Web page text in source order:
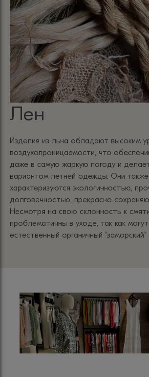
Лен
Изделия из льна обладают высоким
воздухопроницаемости, что
даже в самую жаркую погоду и
вариантом летней одежды. Они также
характеризуются экологичностью,
долговечностью, прекрасно
Несмотря на свою склонность к
проблематичны в уходе, так как
естественный органичный "заморский"